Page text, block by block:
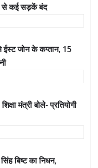
से कई सड़कें बंद
ईस्ट जोन के कप्तान, 15
मंत्री बोले- प्रतियोगी
बिष्ट का निधन,